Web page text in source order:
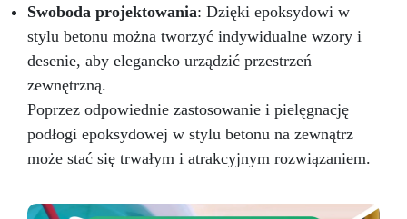
Swoboda projektowania: Dzięki epoksydowi w
stylu betonu można tworzyć indywidualne wzory i
desenie, aby elegancko urządzić przestrzeń
zewnętrzną.
Poprzez odpowiednie zastosowanie i pielęgnację
podłogi epoksydowej w stylu betonu na zewnątrz
może stać się trwałym i atrakcyjnym rozwiązaniem.